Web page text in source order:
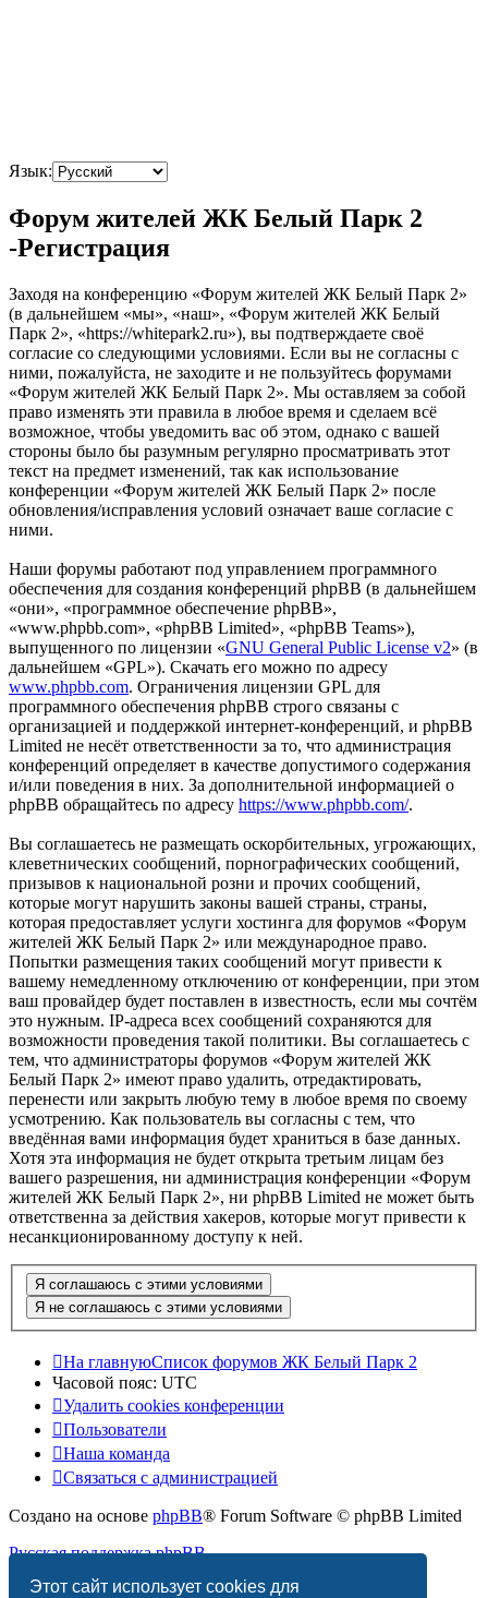
Этот сайт использует cookies для
Язык:
Форум жителей ЖК Белый Парк 2
-Регистрация
Заходя на конференцию «Форум жителей ЖК Белый Парк 2»
(в дальнейшем «мы», «наш», «Форум жителей ЖК Белый
Парк 2», «https://whitepark2.ru»), вы подтверждаете своё
согласие со следующими условиями. Если вы не согласны с
ними, пожалуйста, не заходите и не пользуйтесь форумами
«Форум жителей ЖК Белый Парк 2». Мы оставляем за собой
право изменять эти правила в любое время и сделаем всё
возможное, чтобы уведомить вас об этом, однако с вашей
стороны было бы разумным регулярно просматривать этот
текст на предмет изменений, так как использование
конференции «Форум жителей ЖК Белый Парк 2» после
обновления/исправления условий означает ваше согласие с
ними.
Наши форумы работают под управлением программного
обеспечения для создания конференций phpBB (в дальнейшем
«они», «программное обеспечение phpBB»,
«www.phpbb.com», «phpBB Limited», «phpBB Teams»),
выпущенного по лицензии «GNU General Public License v2» (в
дальнейшем «GPL»). Скачать его можно по адресу
www.phpbb.com. Ограничения лицензии GPL для
программного обеспечения phpBB строго связаны с
организацией и поддержкой интернет-конференций, и phpBB
Limited не несёт ответственности за то, что администрация
конференций определяет в качестве допустимого содержания
и/или поведения в них. За дополнительной информацией о
phpBB обращайтесь по адресу https://www.phpbb.com/.
Вы соглашаетесь не размещать оскорбительных, угрожающих,
клеветнических сообщений, порнографических сообщений,
призывов к национальной розни и прочих сообщений,
которые могут нарушить законы вашей страны, страны,
которая предоставляет услуги хостинга для форумов «Форум
жителей ЖК Белый Парк 2» или международное право.
Попытки размещения таких сообщений могут привести к
вашему немедленному отключению от конференции, при этом
ваш провайдер будет поставлен в известность, если мы сочтём
это нужным. IP-адреса всех сообщений сохраняются для
возможности проведения такой политики. Вы соглашаетесь с
тем, что администраторы форумов «Форум жителей ЖК
Белый Парк 2» имеют право удалить, отредактировать,
перенести или закрыть любую тему в любое время по своему
усмотрению. Как пользователь вы согласны с тем, что
введённая вами информация будет храниться в базе данных.
Хотя эта информация не будет открыта третьим лицам без
вашего разрешения, ни администрация конференции «Форум
жителей ЖК Белый Парк 2», ни phpBB Limited не может быть
ответственна за действия хакеров, которые могут привести к
несанкционированному доступу к ней.
На главнуюСписок форумов ЖК Белый Парк 2
Часовой пояс: UTC
Удалить cookies конференции
Пользователи
Наша команда
Связаться с администрацией
Создано на основе phpBB® Forum Software © phpBB Limited
Русская поддержка phpBB
PRIVACY_LINK |TERMS_LINK